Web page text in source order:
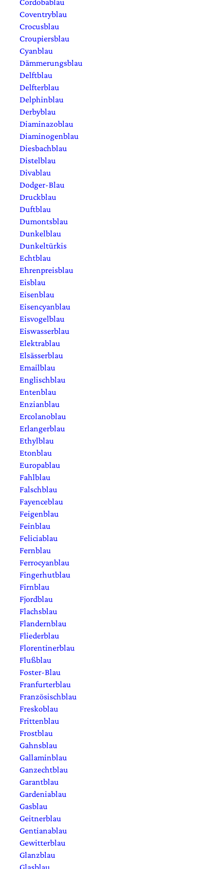
Coventryblau
Crocusblau
Croupiersblau
Cyanblau
Dämmerungsblau
Delftblau
Delfterblau
Delphinblau
Derbyblau
Diaminazoblau
Diaminogenblau
Diesbachblau
Distelblau
Divablau
Dodger-Blau
Druckblau
Duftblau
Dumontsblau
Dunkelblau
Dunkeltürkis
Echtblau
Ehrenpreisblau
Eisblau
Eisenblau
Eisencyanblau
Eisvogelblau
Eiswasserblau
Elektrablau
Elsässerblau
Emailblau
Englischblau
Entenblau
Enzianblau
Ercolanoblau
Erlangerblau
Ethylblau
Etonblau
Europablau
Fahlblau
Falschblau
Fayenceblau
Feigenblau
Feinblau
Feliciablau
Fernblau
Ferrocyanblau
Fingerhutblau
Firnblau
Fjordblau
Flachsblau
Flandernblau
Fliederblau
Florentinerblau
Flußblau
Foster-Blau
Franfurterblau
Französischblau
Freskoblau
Frittenblau
Frostblau
Gahnsblau
Gallaminblau
Ganzechtblau
Garantblau
Gardeniablau
Gasblau
Geitnerblau
Gentianablau
Gewitterblau
Glanzblau
Glasblau